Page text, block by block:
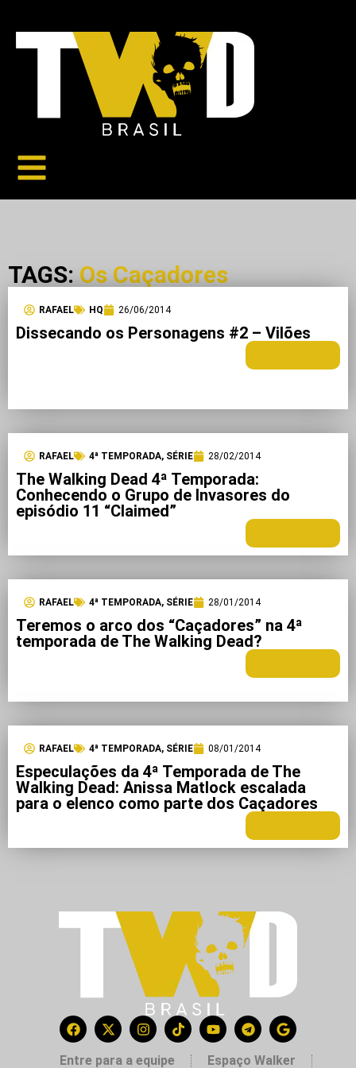
TAGS: Os Caçadores
RAFAEL HQ 26/06/2014
Dissecando os Personagens #2 – Vilões
RAFAEL 4ª TEMPORADA, SÉRIE 28/02/2014
The Walking Dead 4ª Temporada:
Conhecendo o Grupo de Invasores do
episódio 11 “Claimed”
RAFAEL 4ª TEMPORADA, SÉRIE 28/01/2014
Teremos o arco dos “Caçadores” na 4ª
temporada de The Walking Dead?
RAFAEL 4ª TEMPORADA, SÉRIE 08/01/2014
Especulações da 4ª Temporada de The
Walking Dead: Anissa Matlock escalada
para o elenco como parte dos Caçadores
Entre para a equipe Espaço Walker